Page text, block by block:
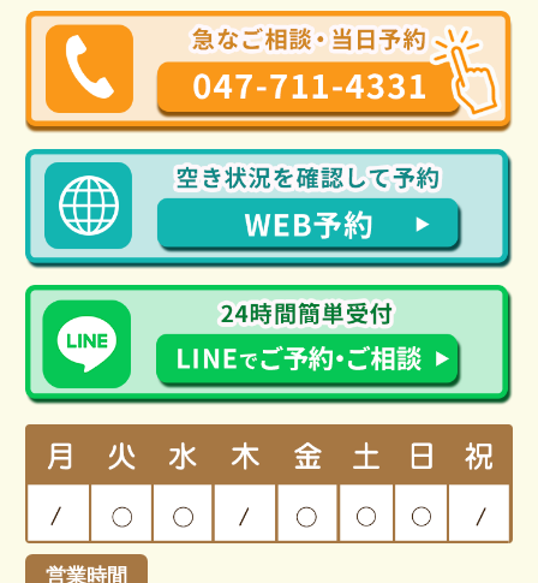
営業時間